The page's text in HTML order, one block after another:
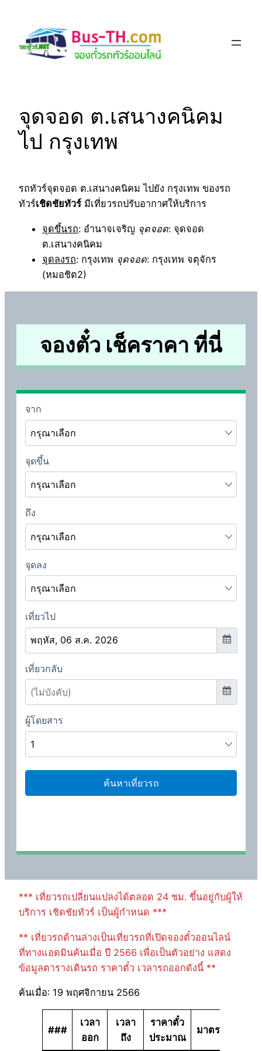
content
จุดจอด ต.เสนางคนิคม
ไป กรุงเทพ
รถทัวร์จุดจอด ต.เสนางคนิคม ไปยัง กรุงเทพ ของรถ
ทัวร์เชิดชัยทัวร์ มีเที่ยวรถปรับอากาศให้บริการ
จุดขึ้นรถ: อำนาจเจริญ จุดจอด: จุดจอด
ต.เสนางคนิคม
จุดลงรถ: กรุงเทพ จุดจอด: กรุงเทพ จตุจักร
(หมอชิต2)
จองตั๋ว เช็คราคา ที่นี่
*** เที่ยวรถเปลี่ยนแปลงได้ตลอด 24 ชม. ขึ้นอยู่กับผู้ให้
บริการ เชิดชัยทัวร์ เป็นผู้กำหนด ***
** เที่ยวรถด้านล่างเป็นเที่ยวรถที่เปิดจองตั๋วออนไลน์
ที่ทางแอดมินค้นเมื่อ ปี 2566 เพื่อเป็นตัวอย่าง แสดง
ข้อมูลตารางเดินรถ ราคาตั๋ว เวลารถออกดังนี้ **
ค้นเมื่อ: 19 พฤศจิกายน 2566
###
เวลา
ออก
เวลา
ถึง
ราคาตั๋ว
ประมาณ
มาตรฐาน